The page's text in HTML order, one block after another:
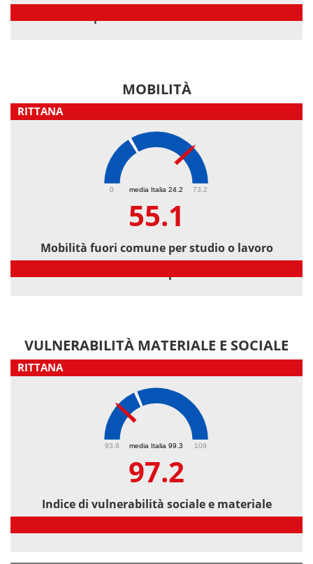
MOBILITÀ
RITTANA
media Italia 24.2
0 73.2
55.1
Mobilità fuori comune per studio o lavoro
VULNERABILITÀ MATERIALE E SOCIALE
RITTANA
media Italia 99.3
93.6 109
97.2
Indice di vulnerabilità sociale e materiale